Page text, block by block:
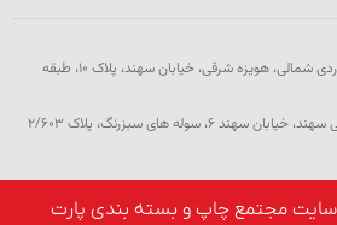
تهران، خیابان سهروردی شمالی، هویزه شرقی، خیابان سهند، پلاک ۱۰، طبقه
چهاردانگه، شهرک صنعتی سهند، خیابان سهند 6، سوله های سبزرنگ، پلاک 2/603
چاپ و بسته بندی پارت